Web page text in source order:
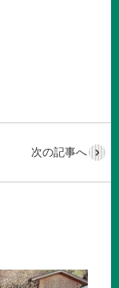
次の記事へ